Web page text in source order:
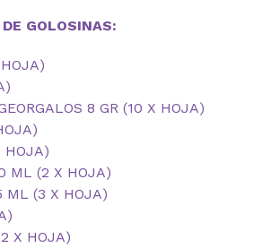
GOLOSINAS:
8 GR (10 X HOJA)
HOJA)
ML (2 X HOJA)
ML (3 X HOJA)
X HOJA)